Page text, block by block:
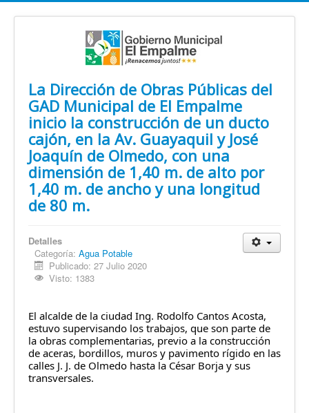
La Dirección de Obras Públicas del
GAD Municipal de El Empalme
inicio la construcción de un ducto
cajón, en la Av. Guayaquil y José
Joaquín de Olmedo, con una
dimensión de 1,40 m. de alto por
1,40 m. de ancho y una longitud
de 80 m.
Detalles
Categoría: Agua Potable
Publicado: 27 Julio 2020
Visto: 1383
El alcalde de la ciudad Ing. Rodolfo Cantos Acosta,
estuvo supervisando los trabajos, que son parte de
la obras complementarias, previo a la construcción
de aceras, bordillos, muros y pavimento rígido en las
calles J. J. de Olmedo hasta la César Borja y sus
transversales.